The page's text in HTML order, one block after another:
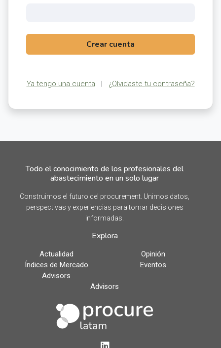
Crear cuenta
Ya tengo una cuenta | ¿Olvidaste tu contraseña?
Todo el conocimiento de los profesionales del
abastecimiento en un solo lugar
Construimos el futuro del procurement. Unimos datos,
perspectivas y experiencias para tomar decisiones
informadas.
Explora
Actualidad
Opinión
Índices de Mercado
Eventos
Advisors
Advisors
LinkedIn